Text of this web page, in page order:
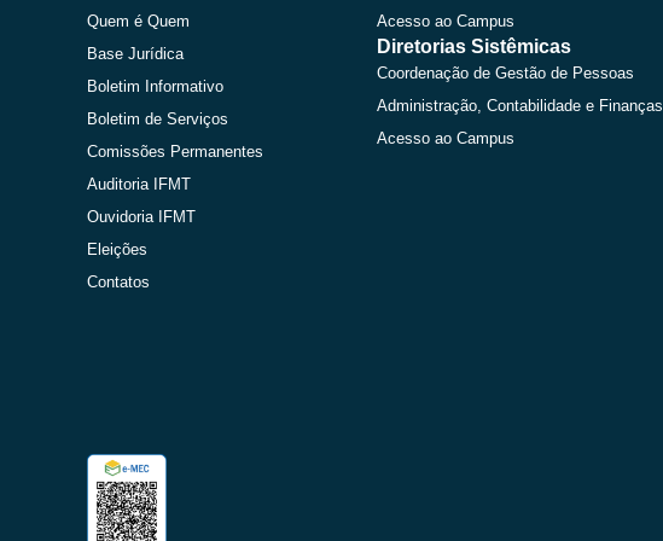
Quem é Quem
Base Jurídica
Boletim Informativo
Boletim de Serviços
Comissões Permanentes
Auditoria IFMT
Ouvidoria IFMT
Eleições
Contatos
Acesso ao Campus
Diretorias Sistêmicas
Coordenação de Gestão de Pessoas
Administração, Contabilidade e Finanças
Acesso ao Campus